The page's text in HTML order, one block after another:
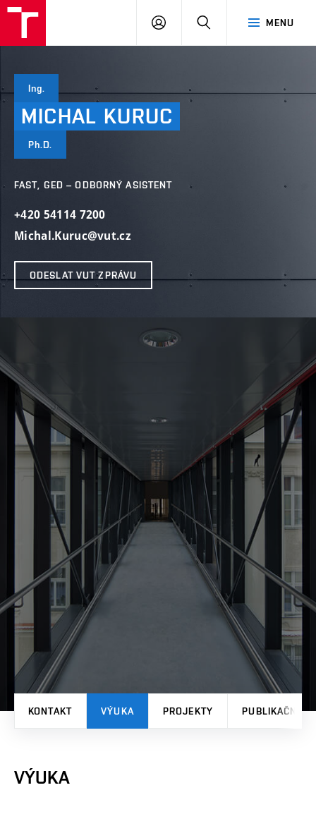
MENU
PŘIHLÁSIT
Ing.
MICHAL KURUC
Ph.D.
FAST, GED – ODBORNÝ ASISTENT
+420 54114 7200
Michal.Kuruc@vut.cz
ODESLAT VUT ZPRÁVU
KONTAKT VÝUKA PROJEKTY PUBLIKAČNÍ
VÝUKA